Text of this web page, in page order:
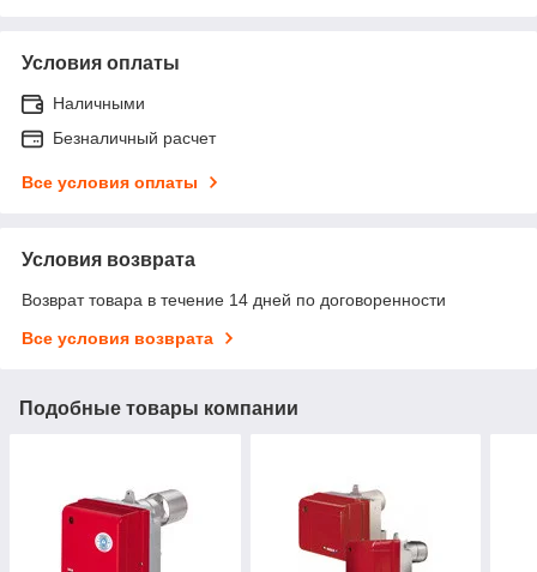
Условия оплаты
Наличными
Безналичный расчет
Все условия оплаты
Условия возврата
Возврат товара в течение 14 дней по договоренности
Все условия возврата
Подобные товары компании